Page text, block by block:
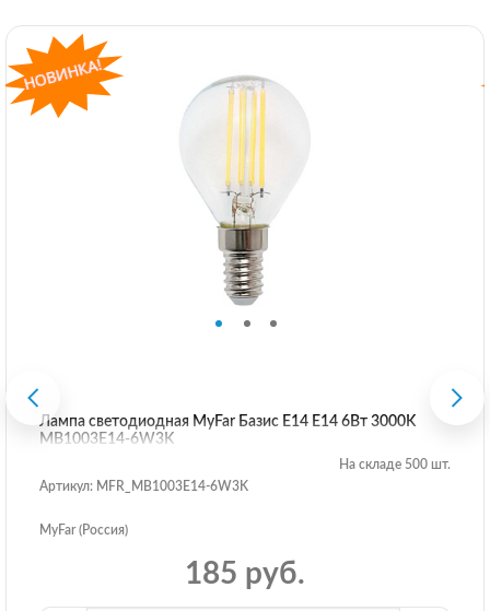
Лампа светодиодная MyFar Базис E14 E14 6Вт 3000K
MB1003E14-6W3K
На складе 500 шт.
Артикул: MFR_MB1003E14-6W3K
MyFar (Россия)
185 руб.